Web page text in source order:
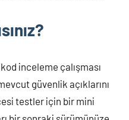
inceleme çalışması
güvenlik açıklarını
testler için bir mini